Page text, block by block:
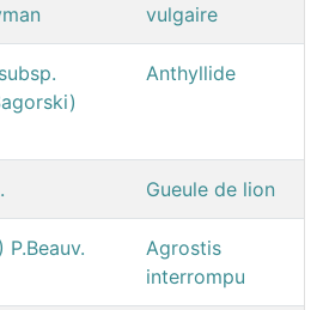
vulgaire
Anthyllide
Gueule de lion
Agrostis
interrompu